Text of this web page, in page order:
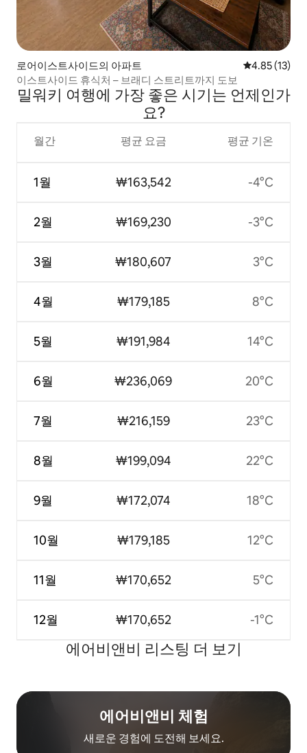
로어이스트사이드의 아파트 평점 4.85점
4.85 (13)
이스트사이드 휴식처 – 브래디 스트리트까지 도보
밀워키 여행에 가장 좋은 시기는 언제인가
요?
월간
1월
2월
3월
4월
5월
6월
7월
8월
9월
10월
11월
12월
평균 요금
₩163,542
₩169,230
₩180,607
₩179,185
₩191,984
₩236,069
₩216,159
₩199,094
₩172,074
₩179,185
₩170,652
₩170,652
평균 기온
-4°C
-3°C
3°C
8°C
14°C
20°C
23°C
22°C
18°C
12°C
5°C
-1°C
에어비앤비 리스팅 더 보기
에어비앤비 체험
새로운 경험에 도전해 보세요.